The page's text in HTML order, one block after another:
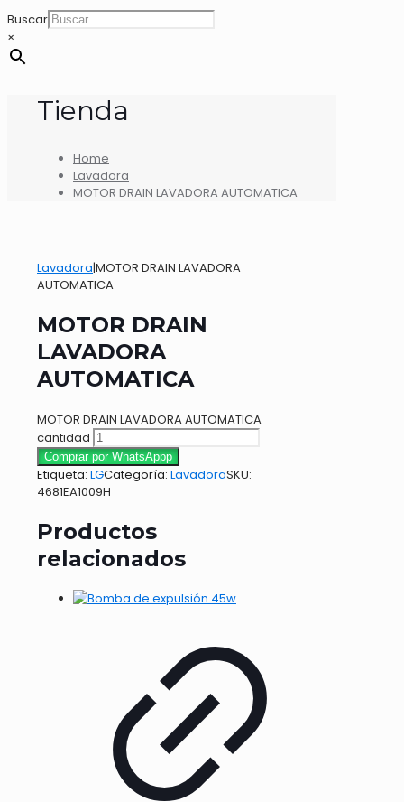
Buscar
×
Tienda
Home
Lavadora
MOTOR DRAIN LAVADORA AUTOMATICA
Lavadora|MOTOR DRAIN LAVADORA
AUTOMATICA
MOTOR DRAIN
LAVADORA
AUTOMATICA
MOTOR DRAIN LAVADORA AUTOMATICA
cantidad
Comprar por WhatsAppp
Etiqueta: LGCategoría: LavadoraSKU:
4681EA1009H
Productos
relacionados